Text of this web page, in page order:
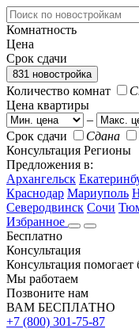
Комнатность
Цена
Срок сдачи
831 новостройка
Количество комнат
Цена квартиры
–
Срок сдачи
Сдана
Консультация Регионы
Предложения в:
Архангельск
Краснодар Мариуполь
Северодвинск Сочи
Избранное
Бесплатно
Консультация
Консультация
Мы работаем
Позвоните нам
ВАМ БЕСПЛАТНО
+7 (800) 301-75-87